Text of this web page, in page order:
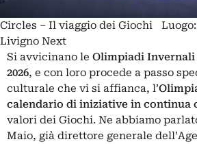
Circles – Il viaggio dei Giochi
Livigno Next
Si avvicinano le Olimpiadi Invernali
2026, e con loro procede a passo
culturale che vi si affianca, l’
calendario di iniziative in continua
valori dei Giochi. Ne abbiamo
Maio, già direttore generale